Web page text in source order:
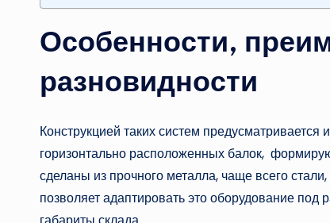
Особенности,
разновидности
Конструкцией таких систем
горизонтально расположенных балок,
сделаны из прочного металла, чаще всего
позволяет адаптировать это оборудование